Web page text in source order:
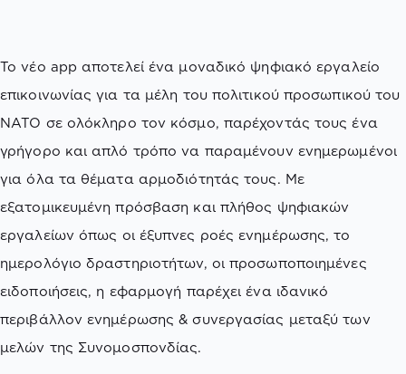
Το νέο app αποτελεί ένα μοναδικό ψηφιακό εργαλείο
επικοινωνίας για τα μέλη του πολιτικού προσωπικού του
ΝΑΤΟ σε ολόκληρο τον κόσμο, παρέχοντάς τους ένα
γρήγορο και απλό τρόπο να παραμένουν ενημερωμένοι
για όλα τα θέματα αρμοδιότητάς τους. Με
εξατομικευμένη πρόσβαση και πλήθος ψηφιακών
εργαλείων όπως οι έξυπνες ροές ενημέρωσης, το
ημερολόγιο δραστηριοτήτων, οι προσωποποιημένες
ειδοποιήσεις, η εφαρμογή παρέχει ένα ιδανικό
περιβάλλον ενημέρωσης & συνεργασίας μεταξύ των
μελών της Συνομοσπονδίας.